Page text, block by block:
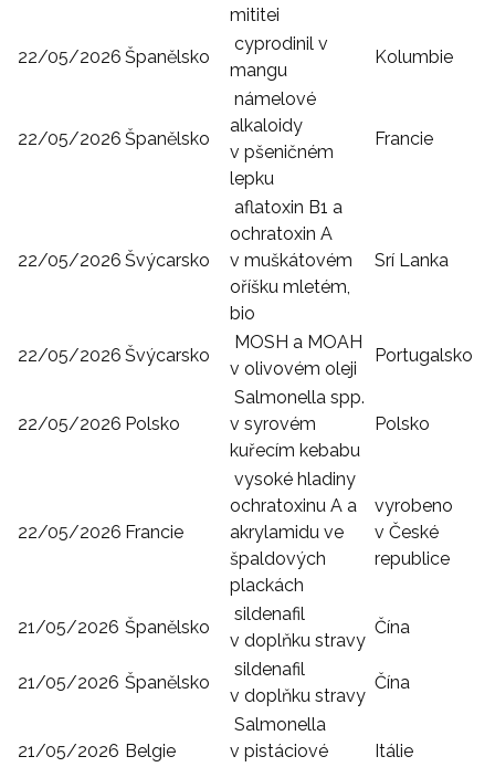
mititei
22/05/2026 Španělsko
cyprodinil v
mangu
Kolumbie
22/05/2026 Španělsko
námelové
alkaloidy
v pšeničném
lepku
Francie
22/05/2026 Švýcarsko
aflatoxin B1 a
ochratoxin A
v muškátovém
oříšku mletém,
bio
Srí Lanka
22/05/2026 Švýcarsko
MOSH a MOAH
v olivovém oleji
Portugalsko
22/05/2026 Polsko
Salmonella spp.
v syrovém
kuřecím kebabu
Polsko
22/05/2026 Francie
vysoké hladiny
ochratoxinu A a
akrylamidu ve
špaldových
plackách
vyrobeno
v České
republice
21/05/2026 Španělsko
sildenafil
v doplňku stravy
Čína
21/05/2026 Španělsko
sildenafil
v doplňku stravy
Čína
21/05/2026 Belgie
Salmonella
v pistáciové
Itálie